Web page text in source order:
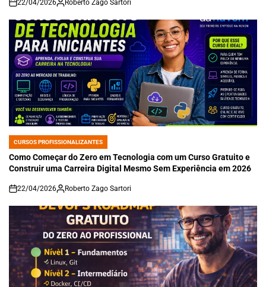
on
22/04/2026 Roberto Zago Sartori
POSTED
IN
CURSOS PROFISSIONALIZANTES
Como Começar do Zero em Tecnologia com um Curso Gratuito e
Construir uma Carreira Digital Mesmo Sem Experiência em 2026
on
22/04/2026 Roberto Zago Sartori